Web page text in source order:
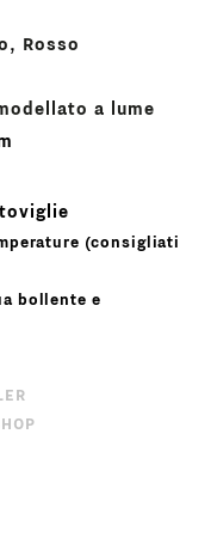
Rosso
a lume
(consigliati
bollente e